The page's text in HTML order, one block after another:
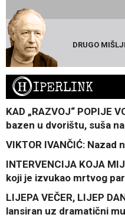
DRUGO
HIPERLINK
KAD „RAZVOJ“ POPIJE
bazen u dvorištu, suša
VIKTOR IVANČIĆ: Nazad
INTERVENCIJA KOJA
koji je izvukao mrtvog
LIJEPA VEČER, LIJEP
lansiran uz dramatični